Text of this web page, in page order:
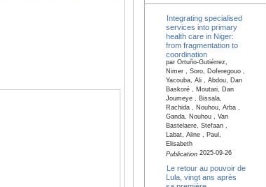
Integrating specialised
services into primary
health care in Niger:
from fragmentation to
coordination
par Ortuño-Gutiérrez,
Nimer , Soro, Doferegouo ,
Yacouba, Ali , Abdou, Dan
Baskoré , Moutari, Dan
Joumeye , Bissala,
Rachida , Nouhou, Arba ,
Ganda, Nouhou , Van
Bastelaere, Stefaan ,
Labat, Aline , Paul,
Elisabeth
Publication2025-09-26
Le retour au pouvoir de
Lula, vingt ans après